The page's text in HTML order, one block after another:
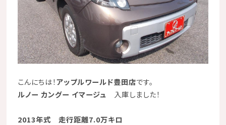
こんにちは！アップルワールド豊田店です。
ルノー カングー イマージュ
入庫しました！
2013年式 走行距離7.0万キロ